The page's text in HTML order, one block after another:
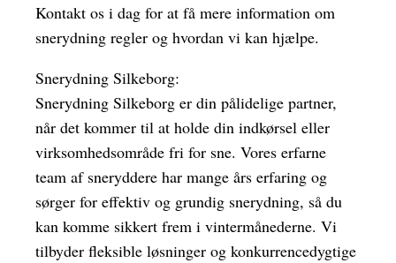
Kontakt os i dag for at få mere information om
snerydning regler og hvordan vi kan hjælpe.
Snerydning Silkeborg:
Snerydning Silkeborg er din pålidelige partner,
når det kommer til at holde din indkørsel eller
virksomhedsområde fri for sne. Vores erfarne
team af sneryddere har mange års erfaring og
sørger for effektiv og grundig snerydning, så du
kan komme sikkert frem i vintermånederne. Vi
tilbyder fleksible løsninger og konkurrencedygtige